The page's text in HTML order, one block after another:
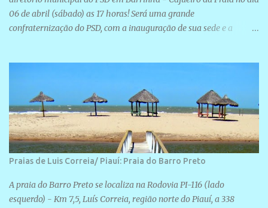
06 de abril (sábado) as 17 horas! Será uma grande
confraternização do PSD, com a inauguração de sua sede e a
Praias de Luis Correia/ Piauí: Praia do Barro Preto
A praia do Barro Preto se localiza na Rodovia PI-116 (lado
esquerdo) - Km 7,5, Luís Correia, região norte do Piauí, a 338